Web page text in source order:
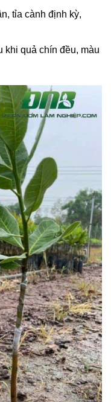
tỉa cành định kỳ,
khi quả chín đều, màu